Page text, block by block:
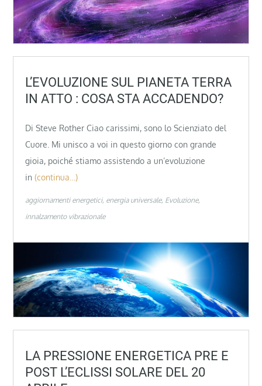
L’EVOLUZIONE SUL PIANETA TERRA
IN ATTO : COSA STA ACCADENDO?
Di Steve Rother Ciao carissimi, sono lo Scienziato del
Cuore. Mi unisco a voi in questo giorno con grande
gioia, poiché stiamo assistendo a un’evoluzione
in (continua…)
aggiornamenti energetici energia universale Evoluzione
innalzamento vibrazionale
LA PRESSIONE ENERGETICA PRE E
POST L’ECLISSI SOLARE DEL 20